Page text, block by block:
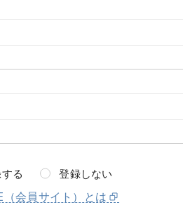
る 登録しない
（会員サイト）とは